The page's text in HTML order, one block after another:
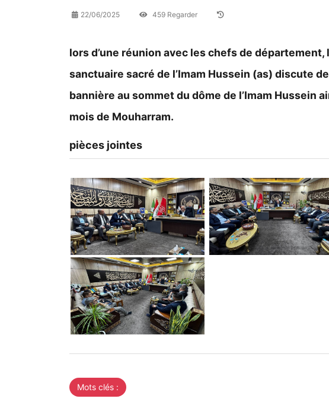
22/06/2025 459 Regarder
lors d’une réunion avec les chefs de
sanctuaire sacré de l’Imam Hussein (as) discute
bannière au sommet du dôme de l’Imam Hussein
mois de Mouharram.
pièces jointes
Mots clés :